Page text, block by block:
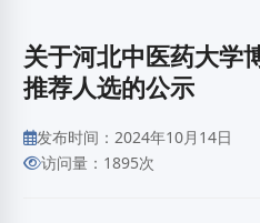
关于河北中医药大学
推荐人选的公示
发布时间：2024年10月14日
访问量：1895次